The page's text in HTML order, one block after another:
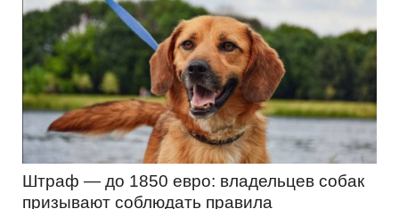
Штраф — до 1850 евро: владельцев собак
призывают соблюдать правила